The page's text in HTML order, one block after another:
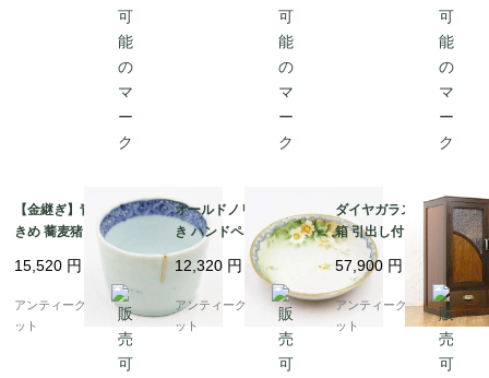
【金継ぎ】青磁 染付 大
きめ 蕎麦猪口 カップ
小鉢 骨董 和食器 呉須
藍 アンティーク 和モダ
ン（五弁花・菱・格
子）A
15,520 円
アンティークブルーパロ
ット
オールドノリタケ 手描
き ハンドペイント デザ
ート皿 ボウル NORITA
KE 日本製 アンティー
ク（水色縁・クリーム
色の花）B
12,320 円
アンティークブルーパロ
ット
ダイヤガラス入り 小本
箱 引出し付き書棚 昭和
レトロ 木の温もり ナチ
ュラル シンプル 小ぶり
かわいい 日本製
57,900 円
アンティークブルーパロ
ット